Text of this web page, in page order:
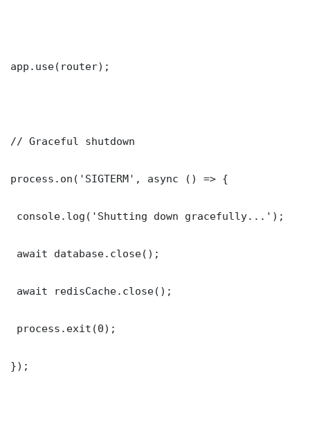
app.use(router);
// Graceful shutdown
process.on('SIGTERM', async () => {
console.log('Shutting down gracefully...');
await database.close();
await redisCache.close();
process.exit(0);
});